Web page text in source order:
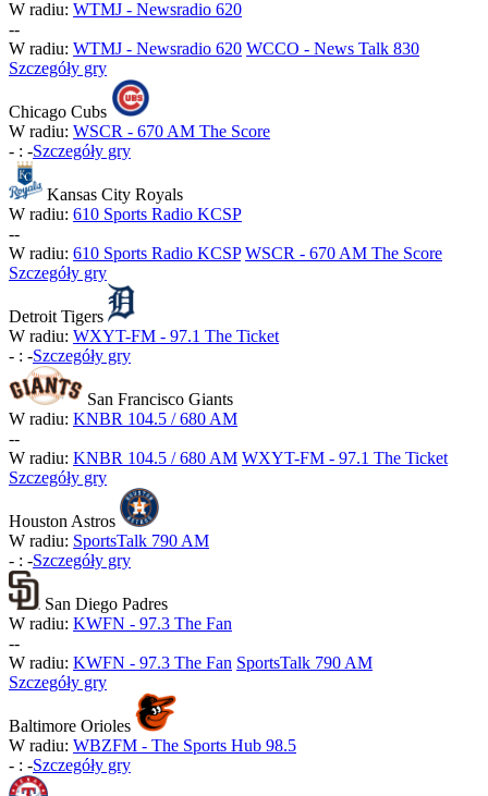
W radiu: WTMJ - Newsradio 620
--
W radiu: WTMJ - Newsradio 620 WCCO - News Talk 830
Szczegóły gry
Chicago Cubs
W radiu: WSCR - 670 AM The Score
- : -Szczegóły gry
Kansas City Royals
W radiu: 610 Sports Radio KCSP
--
W radiu: 610 Sports Radio KCSP WSCR - 670 AM The Score
Szczegóły gry
Detroit Tigers
W radiu: WXYT-FM - 97.1 The Ticket
- : -Szczegóły gry
San Francisco Giants
W radiu: KNBR 104.5 / 680 AM
--
W radiu: KNBR 104.5 / 680 AM WXYT-FM - 97.1 The Ticket
Szczegóły gry
Houston Astros
W radiu: SportsTalk 790 AM
- : -Szczegóły gry
San Diego Padres
W radiu: KWFN - 97.3 The Fan
--
W radiu: KWFN - 97.3 The Fan SportsTalk 790 AM
Szczegóły gry
Baltimore Orioles
W radiu: WBZFM - The Sports Hub 98.5
- : -Szczegóły gry